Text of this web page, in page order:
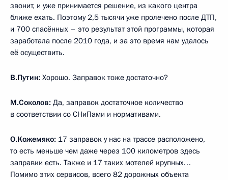
звонит, и уже принимается решение, из какого центра
ближе ехать. Поэтому 2,5 тысячи уже пролечено после ДТП,
и 700 спасённых – это результат этой программы, которая
заработала после 2010 года, и за это время нам удалось
её осуществить.
В.Путин: Хорошо. Заправок тоже достаточно?
М.Соколов: Да, заправок достаточное количество
в соответствии со СНиПами и нормативами.
О.Кожемяко: 17 заправок у нас на трассе расположено,
то есть меньше чем даже через 100 километров здесь
заправки есть. Также и 17 таких мотелей крупных…
Помимо этих сервисов, всего 82 дорожных объекта